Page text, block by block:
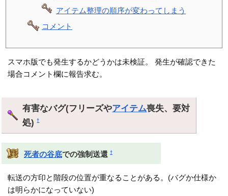
アイテム整理の順序が変わってしまう
コメント
スマホ版でも発生するかどうかは未検証。 発生が確認できた
場合コメント欄に報告求む。
有害なバグ(フリーズやアイテム喪失、要対
処)†
死者の谷底での強制送還 †
転送の方印と階段の位置が重なることがある。(バグか仕様か
は明らかになっていない)